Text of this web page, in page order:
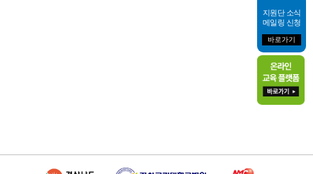
지원단 소식
메일링 신청
바로가기